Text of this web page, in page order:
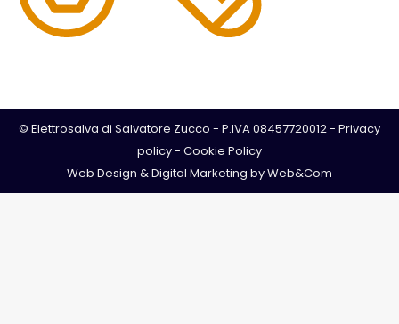
© Elettrosalva di Salvatore Zucco - P.IVA 08457720012 - Privacy
policy- Cookie Policy
Web Design & Digital Marketing byWeb&Com